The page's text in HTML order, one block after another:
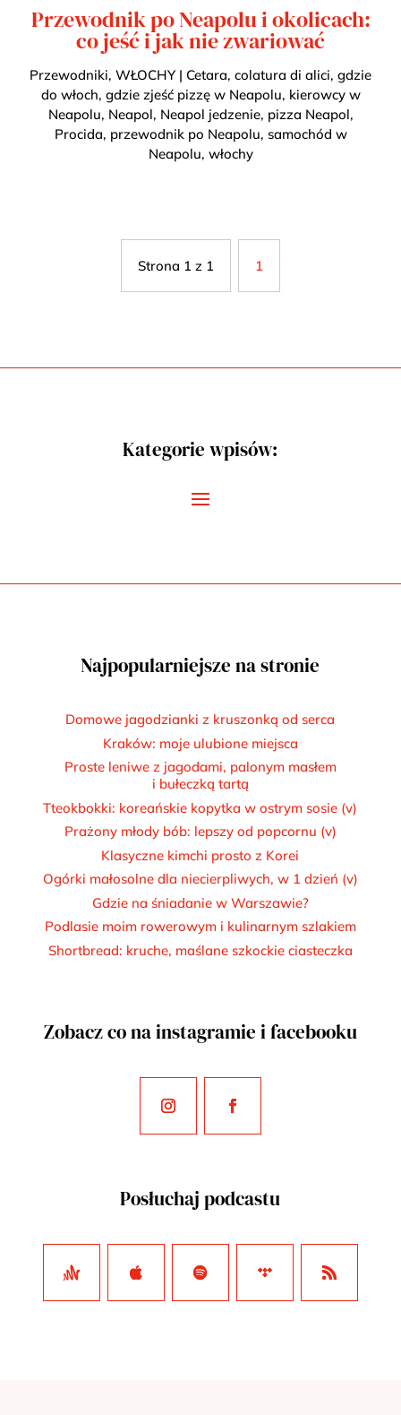
Przewodnik po Neapolu i okolicach:
co jeść i jak nie zwariować
Przewodniki, WŁOCHY| Cetara, colatura di alici, gdzie
do włoch, gdzie zjeść pizzę w Neapolu, kierowcy w
Neapolu, Neapol, Neapol jedzenie, pizza Neapol,
Procida, przewodnik po Neapolu, samochód w
Neapolu, włochy
Strona 1 z 1 1
Kategorie wpisów:
Najpopularniejsze na stronie
Domowe jagodzianki z kruszonką od serca
Kraków: moje ulubione miejsca
Proste leniwe z jagodami, palonym masłem
i bułeczką tartą
Tteokbokki: koreańskie kopytka w ostrym sosie (v)
Prażony młody bób: lepszy od popcornu (v)
Klasyczne kimchi prosto z Korei
Ogórki małosolne dla niecierpliwych, w 1 dzień (v)
Gdzie na śniadanie w Warszawie?
Podlasie moim rowerowym i kulinarnym szlakiem
Shortbread: kruche, maślane szkockie ciasteczka
Zobacz co na instagramie i facebooku
Posłuchaj podcastu